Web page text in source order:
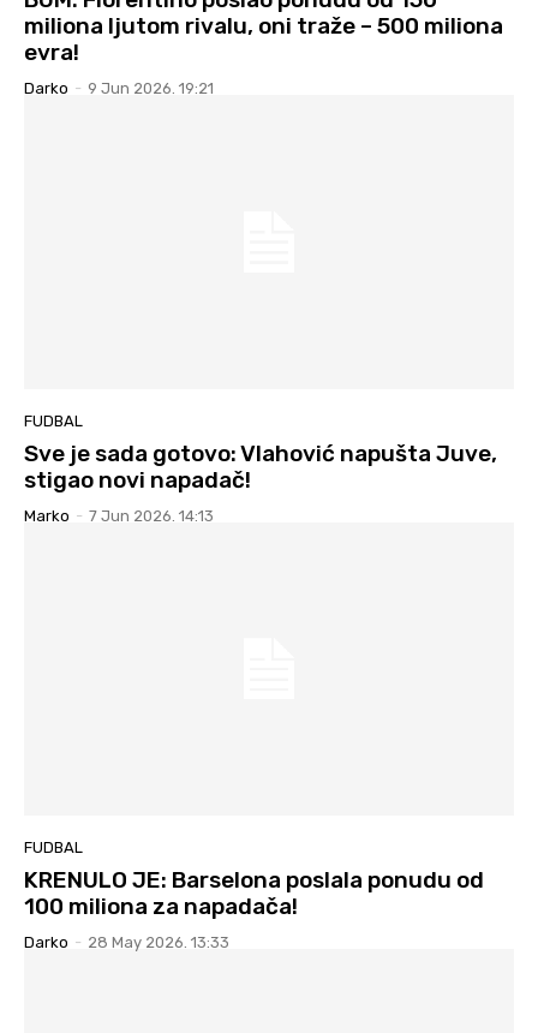
miliona ljutom rivalu, oni traže – 500 miliona
evra!
Darko - 9 Jun 2026. 19:21
FUDBAL
Sve je sada gotovo: Vlahović napušta Juve,
stigao novi napadač!
Marko - 7 Jun 2026. 14:13
FUDBAL
KRENULO JE: Barselona poslala ponudu od
100 miliona za napadača!
Darko - 28 May 2026. 13:33